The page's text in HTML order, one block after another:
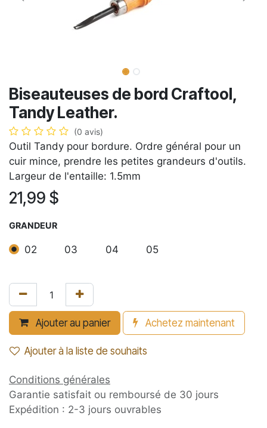
Biseauteuses de bord Craftool,
Tandy Leather.
(0 avis)
Outil Tandy pour bordure. Ordre général pour un
cuir mince, prendre les petites grandeurs d'outils.
Largeur de l'entaille: 1.5mm
21,99 $
GRANDEUR
02 03 04 05
Ajouter au panier Achetez maintenant
Ajouter à la liste de souhaits
Conditions générales
Garantie satisfait ou remboursé de 30 jours
Expédition : 2-3 jours ouvrables